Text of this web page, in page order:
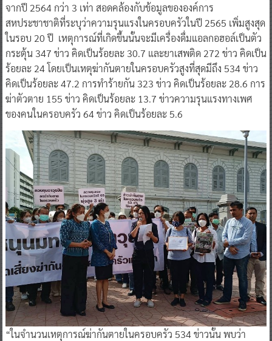
จากปี 2564 กว่า 3 เท่า สอดคล้องกับข้อมูลขององค์การ
สหประชาชาติที่ระบุว่าความรุนแรงในครอบครัวในปี 2565 เพิ่มสูงสุด
ในรอบ 20 ปี เหตุการณ์ที่เกิดขึ้นนั้นจะมีเครื่องดื่มแอลกอฮอล์เป็นตัว
กระตุ้น 347 ข่าว คิดเป็นร้อยละ 30.7 และยาเสพติด 272 ข่าว คิดเป็น
ร้อยละ 24 โดยเป็นเหตุฆ่ากันตายในครอบครัวสูงที่สุดมีถึง 534 ข่าว
คิดเป็นร้อยละ 47.2 การทำร้ายกัน 323 ข่าว คิดเป็นร้อยละ 28.6 การ
ฆ่าตัวตาย 155 ข่าว คิดเป็นร้อยละ 13.7 ข่าวความรุนแรงทางเพศ
ของคนในครอบครัว 64 ข่าว คิดเป็นร้อยละ 5.6
“ในจำนวนเหตุการณ์ฆ่ากันตายในครอบครัว 534 ข่าวนั้น พบว่า